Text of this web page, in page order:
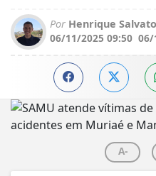
Por Henrique Salvato
06/11/2025 09:50 06/
A-